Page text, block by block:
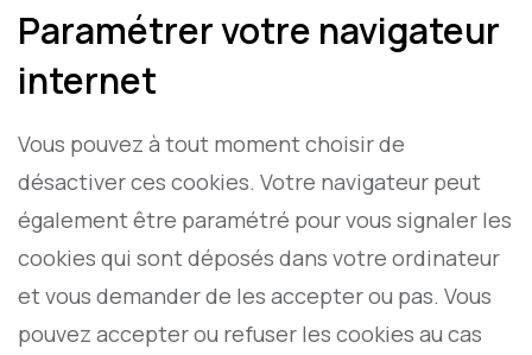
Paramétrer votre navigateur
internet
Vous pouvez à tout moment choisir de
désactiver ces cookies. Votre navigateur peut
également être paramétré pour vous signaler les
cookies qui sont déposés dans votre ordinateur
et vous demander de les accepter ou pas. Vous
pouvez accepter ou refuser les cookies au cas